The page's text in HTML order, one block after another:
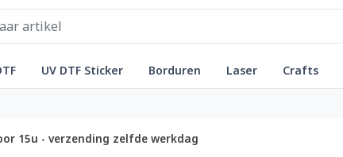
UV DTF Sticker Borduren Laser Crafts
15u - verzending zelfde werkdag